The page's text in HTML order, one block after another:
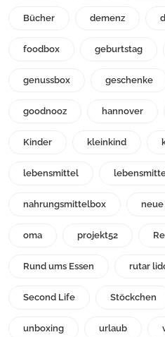
Bücher demenz
foodbox geburtstag
genussbox geschenke
goodnooz hannover
Kinder kleinkind
lebensmittel
nahrungsmittelbox
oma projekt52
Rund ums Essen rutar
Second Life Stöckchen
unboxing urlaub